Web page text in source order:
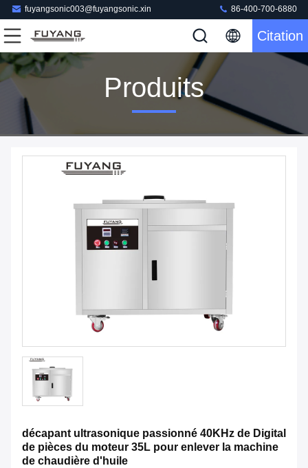
fuyangsonic003@fuyangsonic.xin 86-400-700-6880
Citation
Produits
décapant ultrasonique passionné 40KHz de Digital
de pièces du moteur 35L pour enlever la machine
de chaudière d'huile